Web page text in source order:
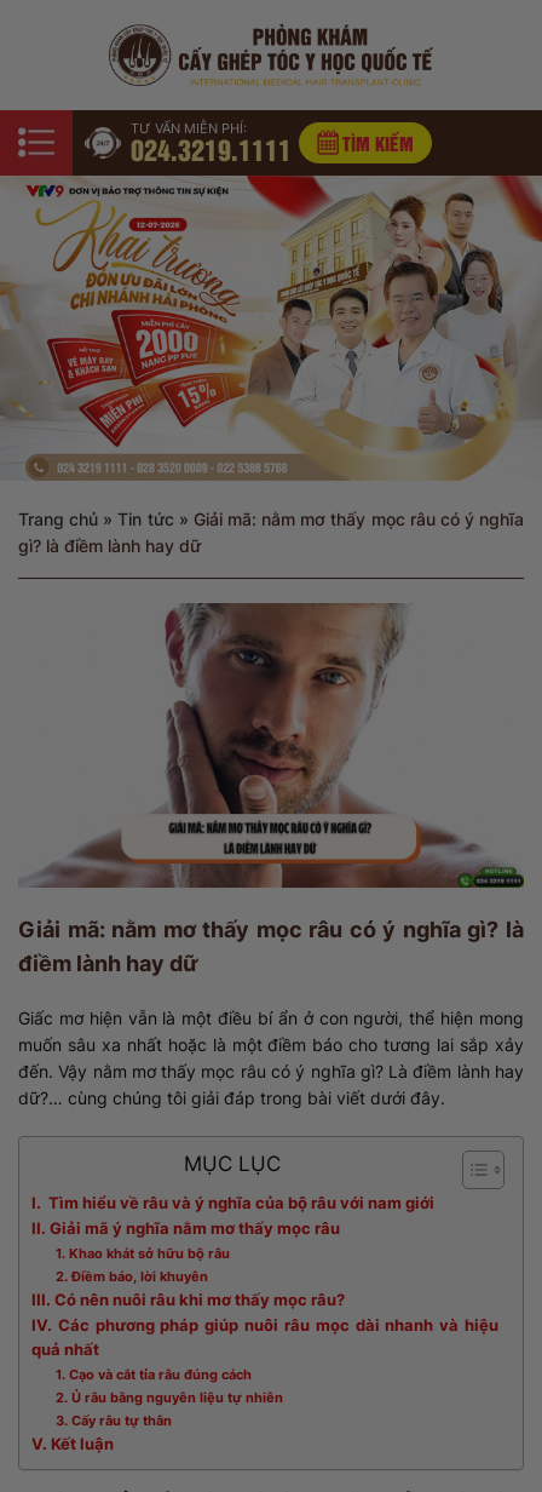
TƯ VẤN MIỄN PHÍ:
024.3219.1111 TÌM KIẾM
Trang chủ »Tin tức » Giải mã: nằm mơ thấy mọc râu có ý nghĩa
gì? là điềm lành hay dữ
Giải mã: nằm mơ thấy mọc râu có ý nghĩa gì? là
điềm lành hay dữ
Giấc mơ hiện vẫn là một điều bí ẩn ở con người, thể hiện mong
muốn sâu xa nhất hoặc là một điềm báo cho tương lai sắp xảy
đến. Vậy nằm mơ thấy mọc râu có ý nghĩa gì? Là điềm lành hay
dữ?… cùng chúng tôi giải đáp trong bài viết dưới đây.
MỤC LỤC
I. Tìm hiểu về râu và ý nghĩa của bộ râu với nam giới
II. Giải mã ý nghĩa nằm mơ thấy mọc râu
1. Khao khát sở hữu bộ râu
2. Điềm báo, lời khuyên
III. Có nên nuôi râu khi mơ thấy mọc râu?
IV. Các phương pháp giúp nuôi râu mọc dài nhanh và hiệu
quả nhất
1. Cạo và cắt tỉa râu đúng cách
2. Ủ râu bằng nguyên liệu tự nhiên
3. Cấy râu tự thân
V. Kết luận